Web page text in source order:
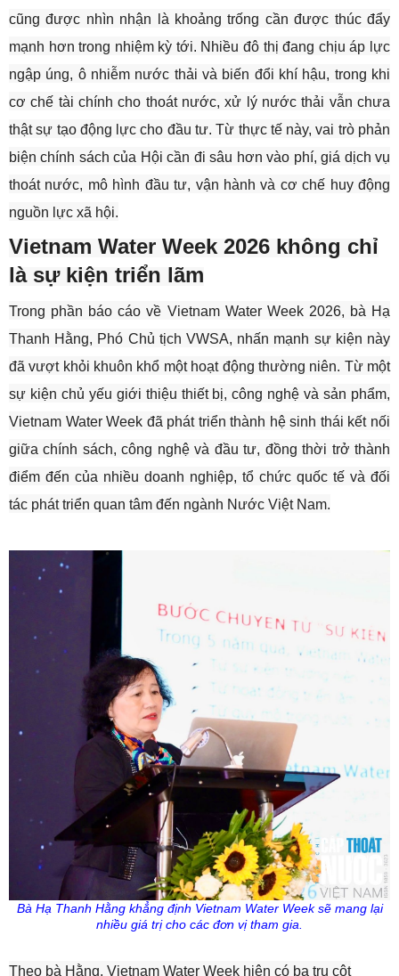
cũng được nhìn nhận là khoảng trống cần được thúc đẩy
mạnh hơn trong nhiệm kỳ tới. Nhiều đô thị đang chịu áp lực
ngập úng, ô nhiễm nước thải và biến đổi khí hậu, trong khi
cơ chế tài chính cho thoát nước, xử lý nước thải vẫn chưa
thật sự tạo động lực cho đầu tư. Từ thực tế này, vai trò phản
biện chính sách của Hội cần đi sâu hơn vào phí, giá dịch vụ
thoát nước, mô hình đầu tư, vận hành và cơ chế huy động
nguồn lực xã hội.
Vietnam Water Week 2026 không chỉ
là sự kiện triển lãm
Trong phần báo cáo về Vietnam Water Week 2026, bà Hạ
Thanh Hằng, Phó Chủ tịch VWSA, nhấn mạnh sự kiện này
đã vượt khỏi khuôn khổ một hoạt động thường niên. Từ một
sự kiện chủ yếu giới thiệu thiết bị, công nghệ và sản phẩm,
Vietnam Water Week đã phát triển thành hệ sinh thái kết nối
giữa chính sách, công nghệ và đầu tư, đồng thời trở thành
điểm đến của nhiều doanh nghiệp, tổ chức quốc tế và đối
tác phát triển quan tâm đến ngành Nước Việt Nam.
Bà Hạ Thanh Hằng khẳng định Vietnam Water Weeksẽ mang lại
nhiều giá trị cho các đơn vị tham gia.
Theo bà Hằng, Vietnam Water Week hiện có ba trụ cột